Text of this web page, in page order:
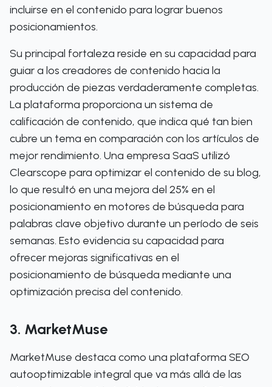
incluirse en el contenido para lograr buenos
posicionamientos.
Su principal fortaleza reside en su capacidad para
guiar a los creadores de contenido hacia la
producción de piezas verdaderamente completas.
La plataforma proporciona un sistema de
calificación de contenido, que indica qué tan bien
cubre un tema en comparación con los artículos de
mejor rendimiento. Una empresa SaaS utilizó
Clearscope para optimizar el contenido de su blog,
lo que resultó en una mejora del 25% en el
posicionamiento en motores de búsqueda para
palabras clave objetivo durante un período de seis
semanas. Esto evidencia su capacidad para
ofrecer mejoras significativas en el
posicionamiento de búsqueda mediante una
optimización precisa del contenido.
3. MarketMuse
MarketMuse destaca como una plataforma SEO
autooptimizable integral que va más allá de las